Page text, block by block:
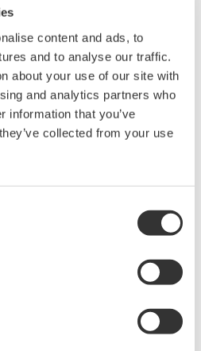
content and ads, to
and to analyse our traffic.
about your use of our site with
and analytics partners who
information that you’ve
collected from your use
約18pF
CAT II
（ピンチャーチップ含む ）
）
価格 ¥33,000 （税抜）
広温度範囲） 702907
(731.2
プコーダ アクセサリカタログ(2.6